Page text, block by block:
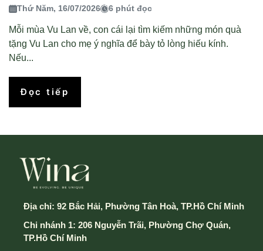
Thứ Năm, 16/07/2026 6 phút đọc
Mỗi mùa Vu Lan về, con cái lại tìm kiếm những món quà
tặng Vu Lan cho mẹ ý nghĩa để bày tỏ lòng hiếu kính.
Nếu...
Đọc tiếp
Địa chỉ: 92 Bắc Hải, Phường Tân Hoà, TP.Hồ Chí Minh
Chi nhánh 1: 206 Nguyễn Trãi, Phường Chợ Quán,
TP.Hồ Chí Minh